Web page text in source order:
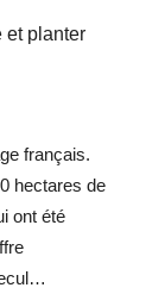
et planter
français.
hectares de
ont été